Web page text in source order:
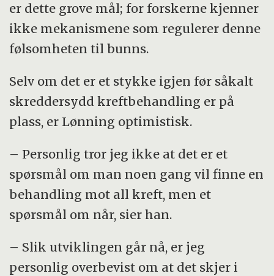
er dette grove mål; for forskerne kjenner
ikke mekanismene som regulerer denne
følsomheten til bunns.
Selv om det er et stykke igjen før såkalt
skreddersydd kreftbehandling er på
plass, er Lønning optimistisk.
– Personlig tror jeg ikke at det er et
spørsmål om man noen gang vil finne en
behandling mot all kreft, men et
spørsmål om når, sier han.
– Slik utviklingen går nå, er jeg
personlig overbevist om at det skjer i